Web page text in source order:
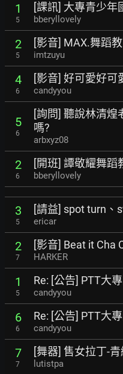
1
5
[課訊] 大專青少年
bberyllovely
2
5
[影音] MAX.舞蹈
imtzuyu
4
6
[影音] 好可愛好可
candyyou
5
6
[詢問] 聽說林清煌
嗎?
arbxyz08
2
6
[開班] 譚敬耀舞蹈
bberyllovely
3
5
[請益] spot turn、
ericar
2
7
[影音] Beat it Cha
HARKER
1
5
Re: [公告] PTT大
candyyou
6
6
Re: [公告] PTT大
candyyou
7
7
[舞器] 售女拉丁-
lutistpa